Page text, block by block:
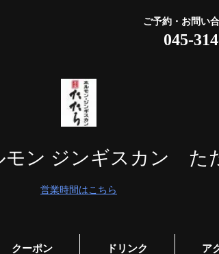
ご予約・お問い
045-
モン ジンギスカン た
営業時間はこちら
クーポン ドリンク ア